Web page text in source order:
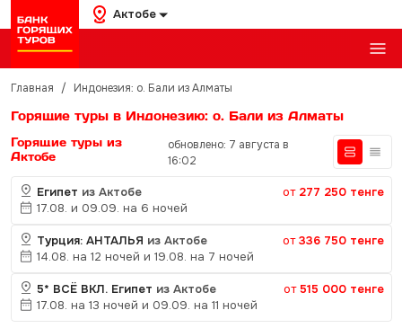
Актобе
Главная / Индонезия: о. Бали из Алматы
Горящие туры в Индонезию: о. Бали из Алматы
Горящие туры из
Актобе
обновлено: 7 августа в
16:02
Египет из Актобе от 277 250 тенге
17.08. и 09.09. на 6 ночей
Турция: АНТАЛЬЯ из Актобе от336 750 тенге
14.08. на 12 ночей и 19.08. на 7 ночей
5* ВСЁ ВКЛ. Египет из Актобе от515 000 тенге
17.08. на 13 ночей и 09.09. на 11 ночей